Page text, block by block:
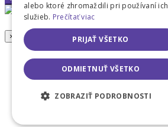
×
alebo ktoré zhromaždili pri používaní ich
služieb. Prečítať viac
PRIJAŤ VŠETKO
ODMIETNUŤ VŠETKO
ZOBRAZIŤ PODROBNOSTI